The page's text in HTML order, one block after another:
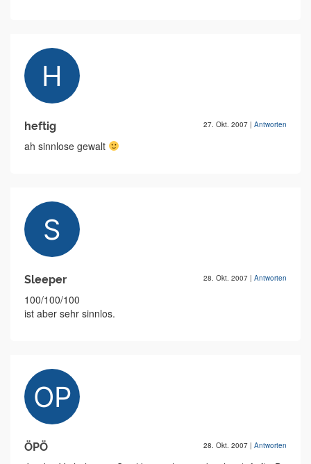
heftig 27. Okt. 2007 | Antworten
ah sinnlose gewalt
Sleeper 28. Okt. 2007 | Antworten
100/100/100
ist aber sehr sinnlos.
ÖPÖ 28. Okt. 2007 | Antworten